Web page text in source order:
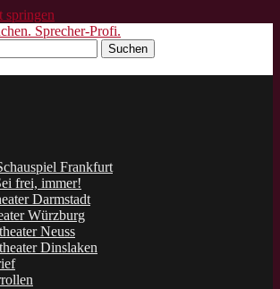
springen
buchen.
und Sprecher für Lesungen.
Frankfurt
frei, immer!
Darmstadt
Würzburg
Neuss
Dinslaken